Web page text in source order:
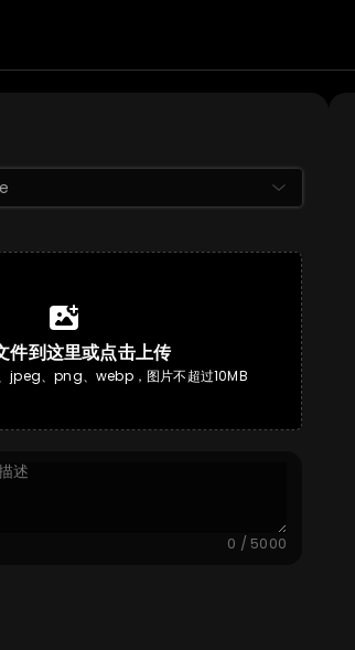
件到这里或点击上传
jpeg、png、webp，图片不超过10MB
0 / 5000